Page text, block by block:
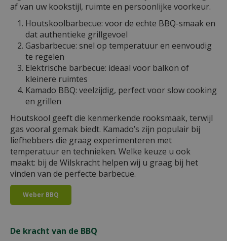
af van uw kookstijl, ruimte en persoonlijke voorkeur.
Houtskoolbarbecue: voor de echte BBQ-smaak en
dat authentieke grillgevoel
Gasbarbecue: snel op temperatuur en eenvoudig
te regelen
Elektrische barbecue: ideaal voor balkon of
kleinere ruimtes
Kamado BBQ: veelzijdig, perfect voor slow cooking
en grillen
Houtskool geeft die kenmerkende rooksmaak, terwijl
gas vooral gemak biedt. Kamado’s zijn populair bij
liefhebbers die graag experimenteren met
temperatuur en technieken. Welke keuze u ook
maakt: bij de Wilskracht helpen wij u graag bij het
vinden van de perfecte barbecue.
Weber BBQ
De kracht van de BBQ